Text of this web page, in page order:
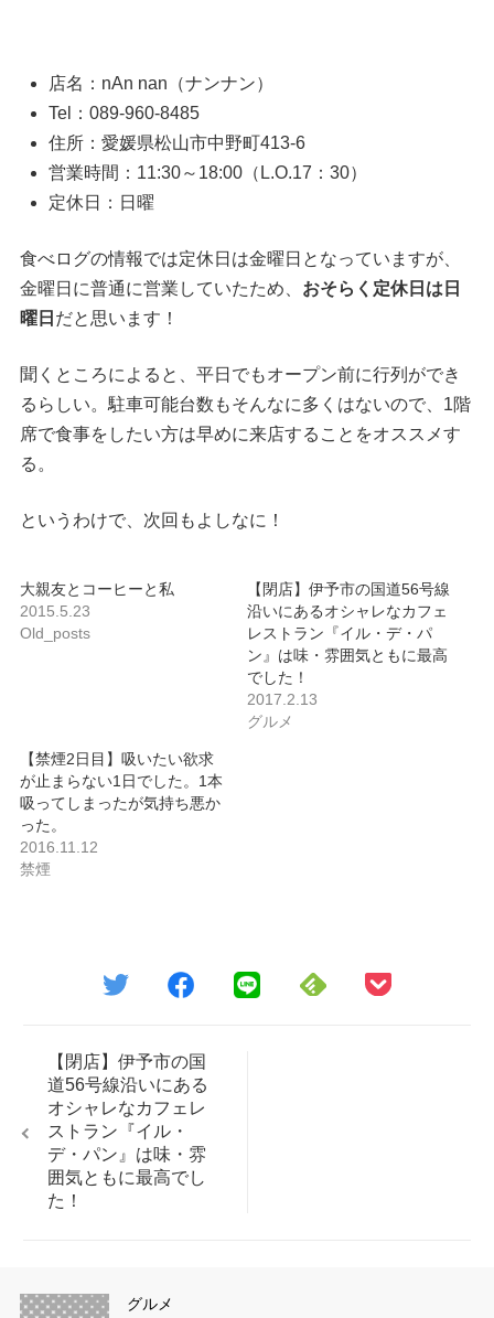
店名：nAn nan（ナンナン）
Tel：089-960-8485
住所：愛媛県松山市中野町413-6
営業時間：11:30～18:00（L.O.17：30）
定休日：日曜
食べログの情報では定休日は金曜日となっていますが、
金曜日に普通に営業していたため、 おそらく定休日は日
曜日 だと思います！
聞くところによると、平日でもオープン前に行列ができ
るらしい。駐車可能台数もそんなに多くはないので、1階
席で食事をしたい方は早めに来店することをオススメす
る。
というわけで、次回もよしなに！
大親友とコーヒーと私
2015.5.23
Old_posts
【閉店】伊予市の国道56号線
沿いにあるオシャレなカフェ
レストラン『イル・デ・パ
ン』は味・雰囲気ともに最高
でした！
2017.2.13
グルメ
【禁煙2日目】吸いたい欲求
が止まらない1日でした。1本
吸ってしまったが気持ち悪か
った。
2016.11.12
禁煙
【閉店】伊予市の国
道56号線沿いにある
オシャレなカフェレ
ストラン『イル・
デ・パン』は味・雰
囲気ともに最高でし
た！
グルメ